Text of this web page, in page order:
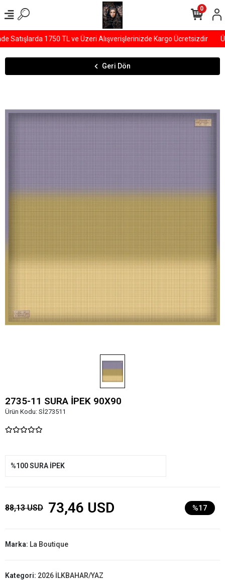
1750 TL ve Üzeri Alışverişlerinizde Kargo Ücretsizdir
0
Geri Dön
2735-11 SURA İPEK 90X90
Ürün Kodu: Sİ273511
%100 SURA İPEK
88,13 USD 73,46 USD %17
Marka: La Boutique
Kategori: 2026 İLKBAHAR/YAZ